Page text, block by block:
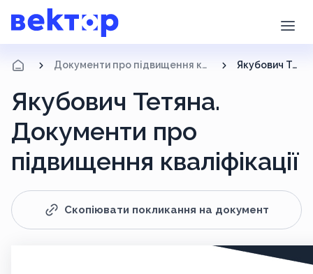
Документи про підвищення кваліфікації Якубович Тетяна
Якубович Тетяна.
Документи про
підвищення кваліфікації
Скопіювати покликання на документ